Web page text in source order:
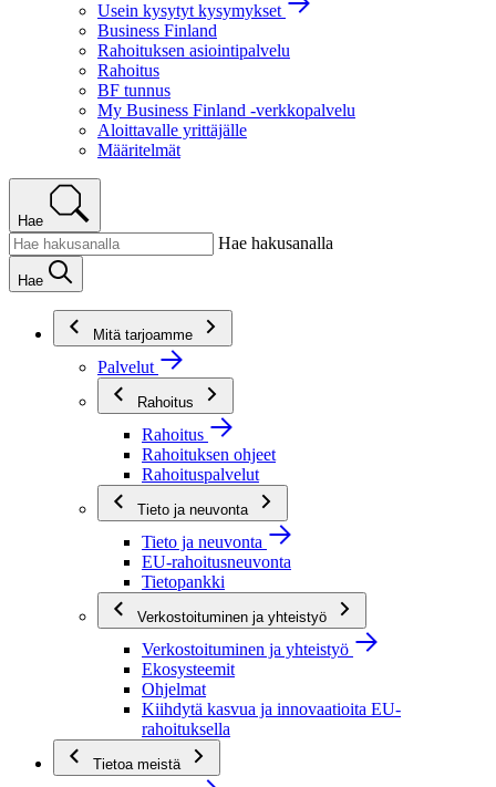
Usein kysytyt kysymykset
Business Finland
Rahoituksen asiointipalvelu
Rahoitus
BF tunnus
My Business Finland -verkkopalvelu
Aloittavalle yrittäjälle
Määritelmät
Hae
Hae hakusanalla
Hae
Mitä tarjoamme
Palvelut
Rahoitus
Rahoitus
Rahoituksen ohjeet
Rahoituspalvelut
Tieto ja neuvonta
Tieto ja neuvonta
EU-rahoitusneuvonta
Tietopankki
Verkostoituminen ja yhteistyö
Verkostoituminen ja yhteistyö
Ekosysteemit
Ohjelmat
Kiihdytä kasvua ja innovaatioita EU-
rahoituksella
Tietoa meistä